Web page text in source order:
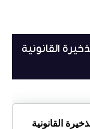
القانونية
القانونية